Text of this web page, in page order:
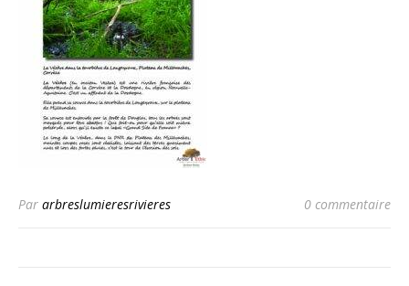
Par arbreslumieresrivieres 0 commentaire